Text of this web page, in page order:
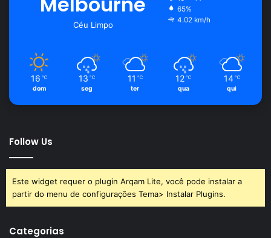
Céu Limpo
65%
4.02 km/h
16 ℃
dom
13 ℃
seg
11 ℃
ter
12 ℃
qua
14 ℃
qui
Follow Us
Este widget requer o plugin Arqam Lite, você pode instalar a
partir do menu de configurações Tema> Instalar Plugins.
Categorias